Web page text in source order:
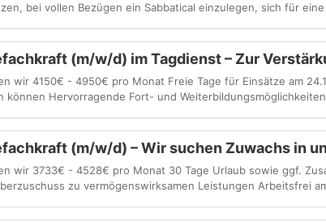
bei vollen Bezügen ein Sabbatical einzulegen, sich für eine
(m/w/d) im Tagdienst – Zur
wir 4150€ - 4950€ pro Monat Freie Tage für Einsätze am
können Hervorragende Fort- und
(m/w/d) – Wir suchen Zuwachs in
wir 3733€ - 4528€ pro Monat 30 Tage Urlaub sowie ggf.
zu vermögenswirksamen Leistungen Arbeitsfrei